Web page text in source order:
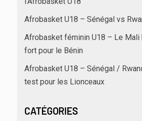
Afrobasket U18 – Sénégal vs
Afrobasket féminin U18 – Le Mali
fort pour le Bénin
Afrobasket U18 – Sénégal /
test pour les Lionceaux
CATÉGORIES